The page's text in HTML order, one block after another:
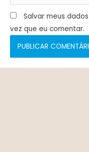
Salvar meus
vez que eu comentar.